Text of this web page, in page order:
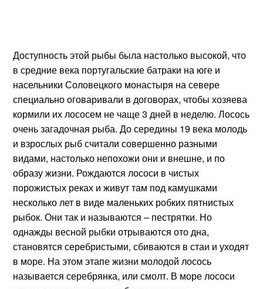
Доступность этой рыбы была настолько высокой, что
в средние века португальские батраки на юге и
насельники Соловецкого монастыря на севере
специально оговаривали в договорах, чтобы хозяева
кормили их лососем не чаще 3 дней в неделю. Лосось
очень загадочная рыба. До середины 19 века молодь
и взрослых рыб считали совершенно разными
видами, настолько непохожи они и внешне, и по
образу жизни. Рождаются лососи в чистых
порожистых реках и живут там под камушками
несколько лет в виде маленьких робких пятнистых
рыбок. Они так и называются – пестрятки. Но
однажды весной рыбки отрываются ото дна,
становятся серебристыми, сбиваются в стаи и уходят
в море. На этом этапе жизни молодой лосось
называется серебрянка, или смолт. В море лососи